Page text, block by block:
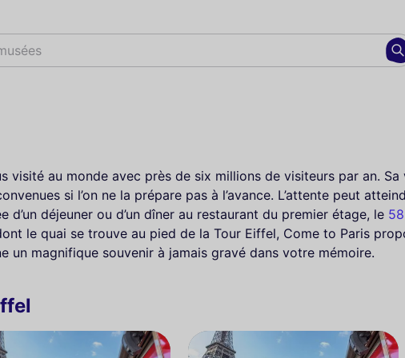
visité au monde avec près de six millions de visiteurs par an.
si l’on ne la prépare pas à l’avance. L’attente peut
d’un déjeuner ou d’un dîner au restaurant du premier étage, le
le quai se trouve au pied de la Tour Eiffel, Come to Paris
un magnifique souvenir à jamais gravé dans votre mémoire.